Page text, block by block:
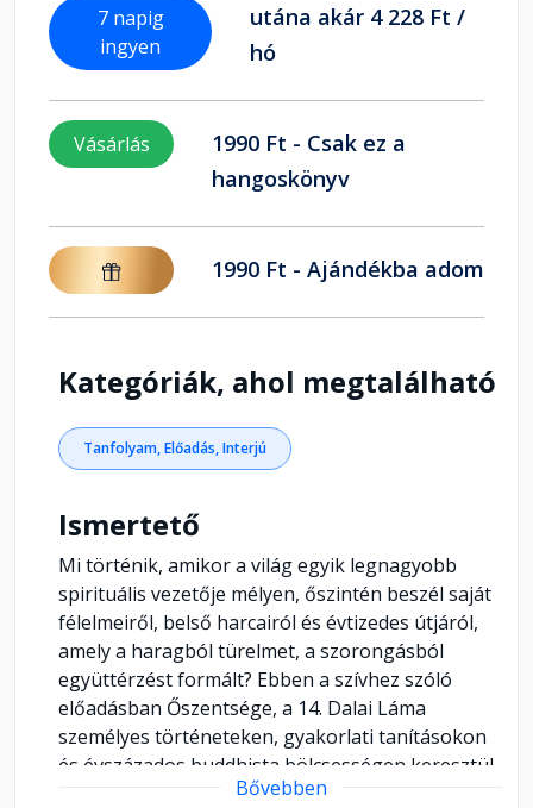
7 napig
ingyen
utána akár 4 228 Ft /
hó
Vásárlás
1990 Ft - Csak ez a
hangoskönyv
1990 Ft - Ajándékba adom
Kategóriák, ahol megtalálható
Tanfolyam, Előadás, Interjú
Ismertető
Mi történik, amikor a világ egyik legnagyobb
spirituális vezetője mélyen, őszintén beszél saját
félelmeiről, belső harcairól és évtizedes útjáról,
amely a haragból türelmet, a szorongásból
együttérzést formált? Ebben a szívhez szóló
előadásban Őszentsége, a 14. Dalai Láma
személyes történeteken, gyakorlati tanításokon
és évszázados buddhista bölcsességen keresztül
mutatja meg, hogyan találhatjuk meg a békét a
Bővebben